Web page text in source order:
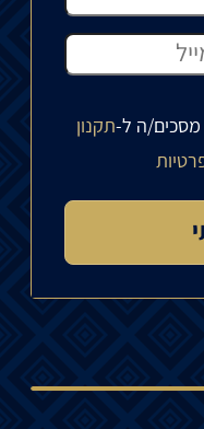
מסכים/ה ל-תקנון